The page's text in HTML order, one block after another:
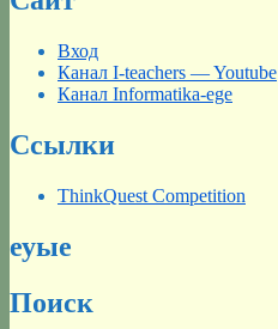
Вход
Канал I-teachers — Youtube
Канал Informatika-ege
Ссылки
ThinkQuest Competition
еуые
Поиск